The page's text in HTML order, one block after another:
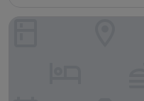
Comfort Inn & Suites